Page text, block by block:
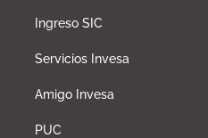
Ingreso SIC
Servicios Invesa
Amigo Invesa
PUC